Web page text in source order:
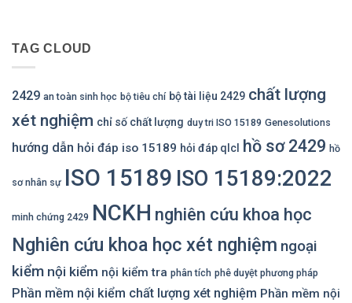
TAG CLOUD
2429 an toàn sinh học bộ tiêu chí bộ tài liệu 2429 chất lượng
xét nghiệm chỉ số chất lượng duy tri ISO 15189 Genesolutions
hướng dẫn hỏi đáp iso 15189 hỏi đáp qlcl hồ sơ 2429 hồ
sơ nhân sự ISO 15189 ISO 15189:2022
minh chứng 2429 NCKH nghiên cứu khoa học
Nghiên cứu khoa học xét nghiệm ngoại
kiểm nội kiểm nội kiểm tra phân tích phê duyệt phương pháp
Phần mềm nội kiểm chất lượng xét nghiệm Phần mềm nội